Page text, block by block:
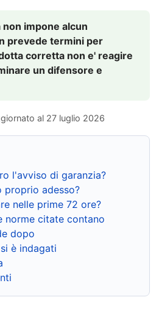
non impone alcun
prevede termini per
corretta non e' reagire
un difensore e
al 27 luglio 2026
l'avviso di garanzia?
proprio adesso?
nelle prime 72 ore?
norme citate contano
dopo
è indagati